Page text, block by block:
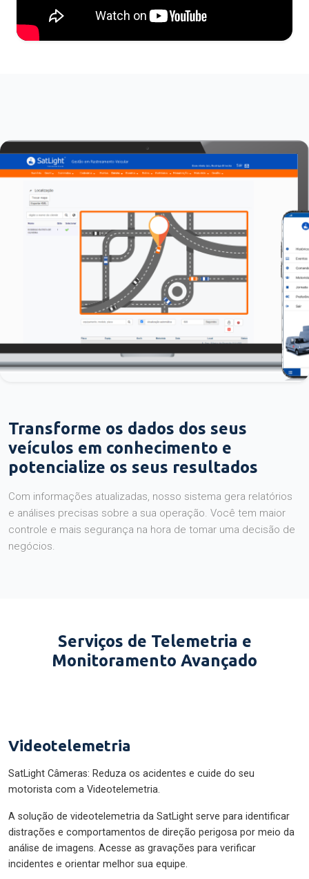
Transforme os dados dos seus
veículos em conhecimento e
potencialize os seus resultados
Com informações atualizadas, nosso sistema gera relatórios
e análises precisas sobre a sua operação. Você tem maior
controle e mais segurança na hora de tomar uma decisão de
negócios.
Serviços de Telemetria e
Monitoramento Avançado
Videotelemetria
SatLight Câmeras: Reduza os acidentes e cuide do seu
motorista com a Videotelemetria.
A solução de videotelemetria da SatLight serve para identificar
distrações e comportamentos de direção perigosa por meio da
análise de imagens. Acesse as gravações para verificar
incidentes e orientar melhor sua equipe.